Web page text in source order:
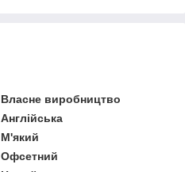
Власне виробництво
Англійська
М'який
Офсетний